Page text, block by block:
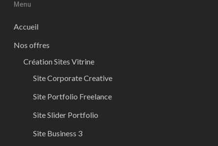
Menu
Accueil
Nos offres
Création Sites Vitrine
Site Corporate Creative
Site Portfolio Freelance
Site Slider Portfolio
Site Business 3